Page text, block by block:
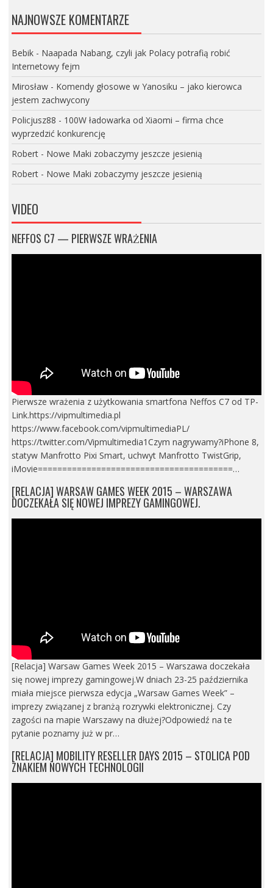
NAJNOWSZE KOMENTARZE
Bebik- Naapada Nabang, czyli jak Polacy potrafią robić
Internetowy fejm
Mirosław- Komendy głosowe w Yanosiku – jako kierowca
jestem zachwycony
Policjusz88 - 100W ładowarka od Xiaomi – firma chce
wyprzedzić konkurencję
Robert- Nowe Maki zobaczymy jeszcze jesienią
Robert- Nowe Maki zobaczymy jeszcze jesienią
VIDEO
NEFFOS C7 — PIERWSZE WRAŻENIA
Pierwsze wrażenia z użytkowania smartfona Neffos C7 od TP-
Link.https://vipmultimedia.pl
https://www.facebook.com/vipmultimediaPL/
https://twitter.com/Vipmultimedia1Czym nagrywamy?iPhone 8,
statyw Manfrotto Pixi Smart, uchwyt Manfrotto TwistGrip,
iMovie========================================…
[RELACJA] WARSAW GAMES WEEK 2015 – WARSZAWA
DOCZEKAŁA SIĘ NOWEJ IMPREZY GAMINGOWEJ.
[Relacja] Warsaw Games Week 2015 – Warszawa doczekała
się nowej imprezy gamingowej.W dniach 23-25 października
miała miejsce pierwsza edycja „Warsaw Games Week” –
imprezy związanej z branżą rozrywki elektronicznej. Czy
zagości na mapie Warszawy na dłużej?Odpowiedź na te
pytanie poznamy już w pr…
[RELACJA] MOBILITY RESELLER DAYS 2015 – STOLICA POD
ZNAKIEM NOWYCH TECHNOLOGII